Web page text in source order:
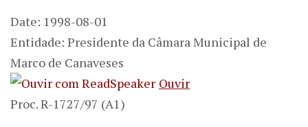
Date: 1998-08-01
Entidade: Presidente da Câmara Municipal de
Marco de Canaveses
Ouvir
Proc. R-1727/97 (A1)